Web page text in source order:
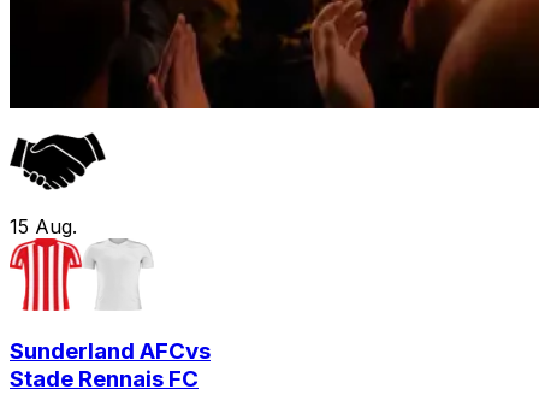
15 Aug.
Sunderland AFCvs
Stade Rennais FC